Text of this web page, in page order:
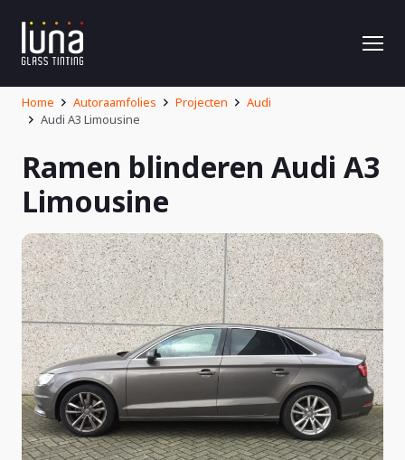
Home Autoraamfolies Projecten
Audi
Audi A3 Limousine
Ramen blinderen Audi A3
Limousine